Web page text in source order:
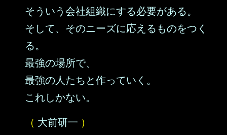
そういう会社組織にする必要がある。
そして、そのニーズに応えるものをつく
る。
最強の場所で、
最強の人たちと作っていく。
これしかない。
（ 大前研一 ）